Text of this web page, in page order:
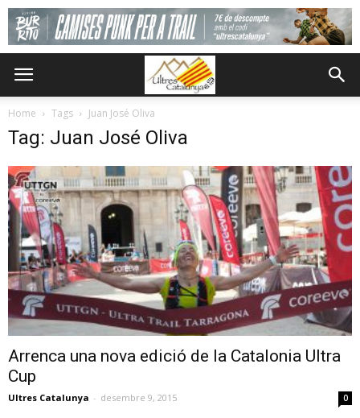
Home Tags Juan José Oliva
Tag: Juan José Oliva
Arrenca una nova edició de la Catalonia Ultra
Cup
Ultres Catalunya - desembre 9, 2015 0